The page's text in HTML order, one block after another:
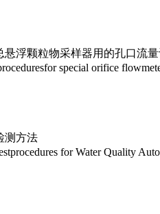
浮颗粒物采样器用的孔口流
special orifice
测方法
for Water Quality